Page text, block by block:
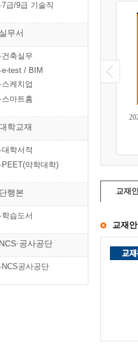
·7급/9급 기술직
실무서
·건축실무
·e-test / BIM
·스케치업
·스마트홈
학교재
·대학서적
·PEET(약학대학)
단행본
·학습도서
NCS·공사공단
·NCS공사공단
교재
교재